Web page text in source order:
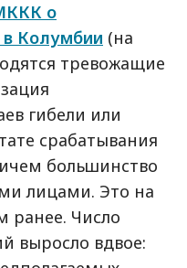
о
в Колумбии (на
тревожащие
гибели или
срабатывания
большинство
лицами. Это на
ранее. Число
выросло вдвое: